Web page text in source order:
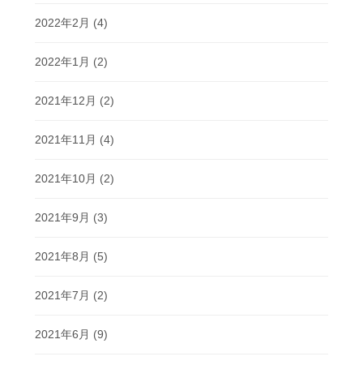
2022年2月 (4)
2022年1月 (2)
2021年12月 (2)
2021年11月 (4)
2021年10月 (2)
2021年9月 (3)
2021年8月 (5)
2021年7月 (2)
2021年6月 (9)